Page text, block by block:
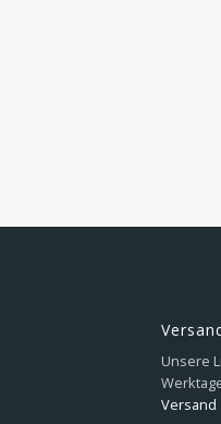
Unsere
Versand